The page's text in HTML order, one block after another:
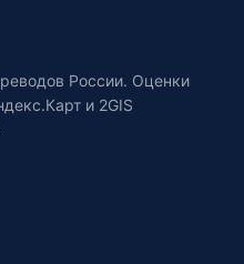
России. Оценки
и 2GIS